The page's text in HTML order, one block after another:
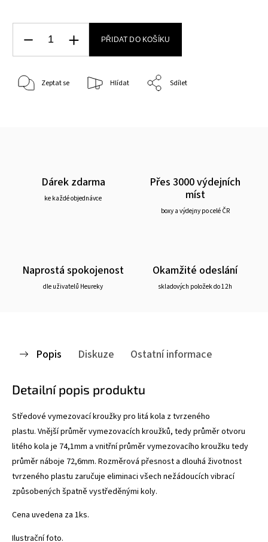
PŘIDAT DO KOŠÍKU
Zeptat se Hlídat Sdílet
Dárek zdarma
ke každé objednávce
Přes 3000 výdejních
míst
boxy a výdejny po celé ČR
Naprostá spokojenost
dle uživatelů Heureky
Okamžité odeslání
skladových položek do 12h
Popis Diskuze Ostatní informace
Detailní popis produktu
Středové vymezovací kroužky pro litá kola z tvrzeného
plastu. Vnější průměr vymezovacích kroužků, tedy průměr otvoru
litého kola je 74,1mm a vnitřní průměr vymezovacího kroužku tedy
průměr náboje 72,6mm. Rozměrová přesnost a dlouhá životnost
tvrzeného plastu zaručuje eliminaci všech nežádoucích vibrací
způsobených špatně vystředěnými koly.
Cena uvedena za 1ks.
Ilustrační foto.